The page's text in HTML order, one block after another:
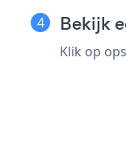
Bekijk
Klik op